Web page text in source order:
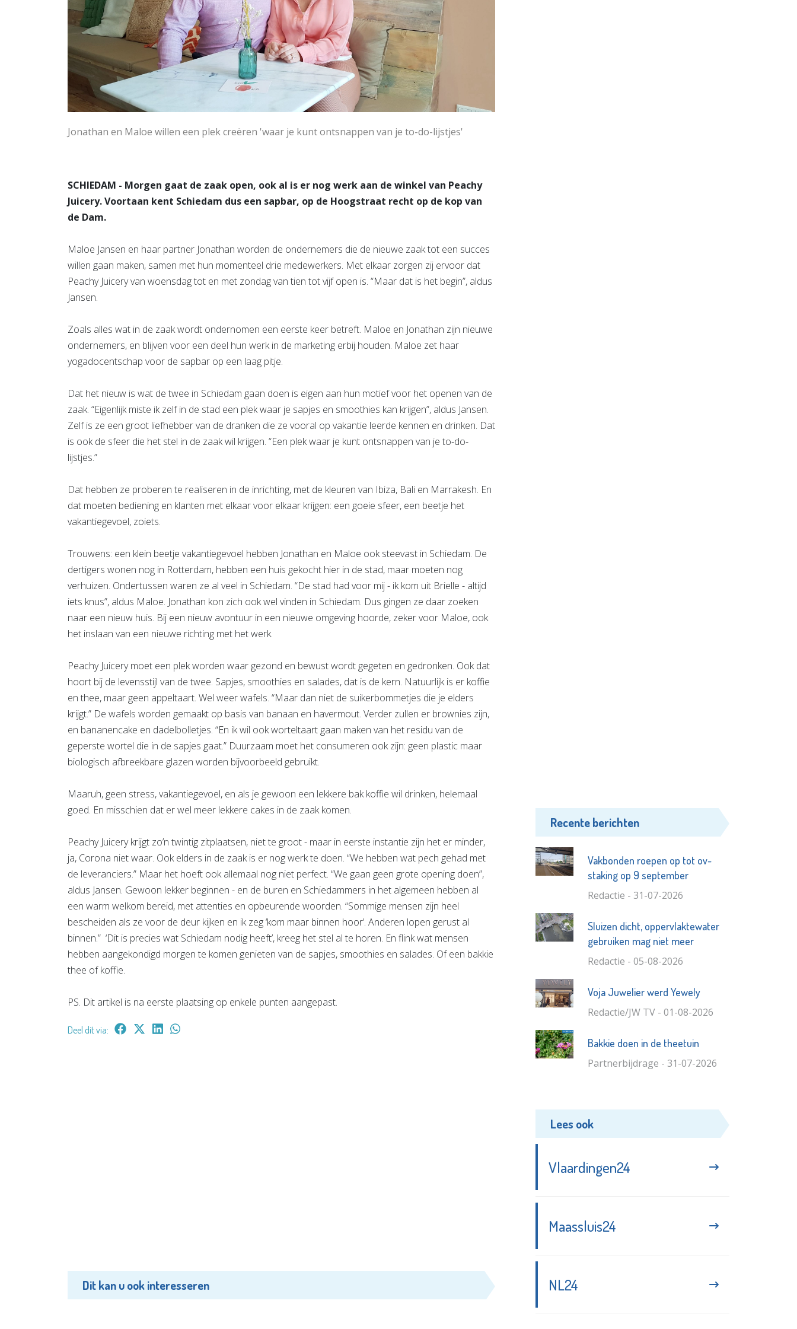
Jonathan en Maloe willen een plek creëren 'waar je kunt ontsnappen van je to-do-lijstjes'
SCHIEDAM - Morgen gaat de zaak open, ook al is er nog werk aan de winkel van Peachy
Juicery. Voortaan kent Schiedam dus een sapbar, op de Hoogstraat recht op de kop van
de Dam.
Maloe Jansen en haar partner Jonathan worden de ondernemers die de nieuwe zaak tot een succes
willen gaan maken, samen met hun momenteel drie medewerkers. Met elkaar zorgen zij ervoor dat
Peachy Juicery van woensdag tot en met zondag van tien tot vijf open is. “Maar dat is het begin”, aldus
Jansen.
Zoals alles wat in de zaak wordt ondernomen een eerste keer betreft. Maloe en Jonathan zijn nieuwe
ondernemers, en blijven voor een deel hun werk in de marketing erbij houden. Maloe zet haar
yogadocentschap voor de sapbar op een laag pitje.
Dat het nieuw is wat de twee in Schiedam gaan doen is eigen aan hun motief voor het openen van de
zaak. “Eigenlijk miste ik zelf in de stad een plek waar je sapjes en smoothies kan krijgen”, aldus Jansen.
Zelf is ze een groot liefhebber van de dranken die ze vooral op vakantie leerde kennen en drinken. Dat
is ook de sfeer die het stel in de zaak wil krijgen. “Een plek waar je kunt ontsnappen van je to-do-
lijstjes.”
Dat hebben ze proberen te realiseren in de inrichting, met de kleuren van Ibiza, Bali en Marrakesh. En
dat moeten bediening en klanten met elkaar voor elkaar krijgen: een goeie sfeer, een beetje het
vakantiegevoel, zoiets.
Trouwens: een klein beetje vakantiegevoel hebben Jonathan en Maloe ook steevast in Schiedam. De
dertigers wonen nog in Rotterdam, hebben een huis gekocht hier in de stad, maar moeten nog
verhuizen. Ondertussen waren ze al veel in Schiedam. “De stad had voor mij - ik kom uit Brielle - altijd
iets knus”, aldus Maloe. Jonathan kon zich ook wel vinden in Schiedam. Dus gingen ze daar zoeken
naar een nieuw huis. Bij een nieuw avontuur in een nieuwe omgeving hoorde, zeker voor Maloe, ook
het inslaan van een nieuwe richting met het werk.
Peachy Juicery moet een plek worden waar gezond en bewust wordt gegeten en gedronken. Ook dat
hoort bij de levensstijl van de twee. Sapjes, smoothies en salades, dat is de kern. Natuurlijk is er koffie
en thee, maar geen appeltaart. Wel weer wafels. “Maar dan niet de suikerbommetjes die je elders
krijgt.” De wafels worden gemaakt op basis van banaan en havermout. Verder zullen er brownies zijn,
en bananencake en dadelbolletjes. “En ik wil ook worteltaart gaan maken van het residu van de
geperste wortel die in de sapjes gaat.” Duurzaam moet het consumeren ook zijn: geen plastic maar
biologisch afbreekbare glazen worden bijvoorbeeld gebruikt.
Maaruh, geen stress, vakantiegevoel, en als je gewoon een lekkere bak koffie wil drinken, helemaal
goed. En misschien dat er wel meer lekkere cakes in de zaak komen.
Peachy Juicery krijgt zo’n twintig zitplaatsen, niet te groot - maar in eerste instantie zijn het er minder,
ja, Corona niet waar. Ook elders in de zaak is er nog werk te doen. “We hebben wat pech gehad met
de leveranciers.” Maar het hoeft ook allemaal nog niet perfect. “We gaan geen grote opening doen”,
aldus Jansen. Gewoon lekker beginnen - en de buren en Schiedammers in het algemeen hebben al
een warm welkom bereid, met attenties en opbeurende woorden. “Sommige mensen zijn heel
bescheiden als ze voor de deur kijken en ik zeg ‘kom maar binnen hoor’. Anderen lopen gerust al
binnen.” ‘Dit is precies wat Schiedam nodig heeft’, kreeg het stel al te horen. En flink wat mensen
hebben aangekondigd morgen te komen genieten van de sapjes, smoothies en salades. Of een bakkie
thee of koffie.
PS. Dit artikel is na eerste plaatsing op enkele punten aangepast.
Deel dit via:
Dit kan u ook interesseren
Recente berichten
Vakbonden roepen op tot ov-
staking op 9 september
Redactie - 31-07-2026
Sluizen dicht, oppervlaktewater
gebruiken mag niet meer
Redactie - 05-08-2026
Voja Juwelier werd Yewely
Redactie/JW TV - 01-08-2026
Bakkie doen in de theetuin
Partnerbijdrage - 31-07-2026
Lees ook
Vlaardingen24
Maassluis24
NL24